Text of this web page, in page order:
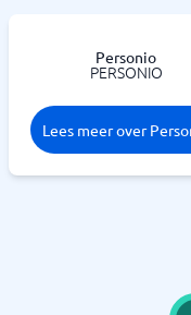
Personio
PERSONIO
Lees meer over